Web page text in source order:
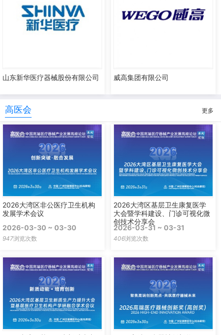
山东新华医疗器械股份有限公司 威高集团有限公司
高医会 更多
2026大湾区非公医疗卫生机构
发展学术会议
2026-03-30 ~ 03-30
947浏览次数
2026大湾区基层卫生康复医学
大会暨学科建设、门诊可视化微
创技术分享会
2026-03-31 ~ 03-31
406浏览次数